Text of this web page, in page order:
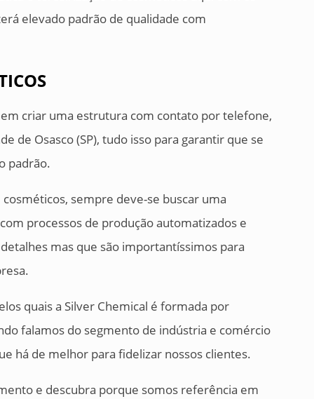
elevado padrão de qualidade com
criar uma estrutura com contato por telefone,
de Osasco (SP), tudo isso para garantir que se
padrão.
sempre deve-se buscar uma
processos de produção automatizados e
mas que são importantíssimos para
quais a Silver Chemical é formada por
falamos do segmento de indústria e comércio
há de melhor para fidelizar nossos clientes.
e descubra porque somos referência em